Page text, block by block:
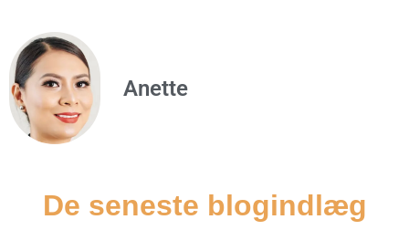
Anette
De seneste blogindlæg